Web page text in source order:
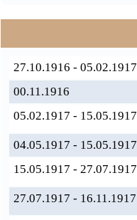
27.10.1916 - 05.02.1917
00.11.1916
05.02.1917 - 15.05.1917
04.05.1917 - 15.05.1917
15.05.1917 - 27.07.1917
27.07.1917 - 16.11.1917